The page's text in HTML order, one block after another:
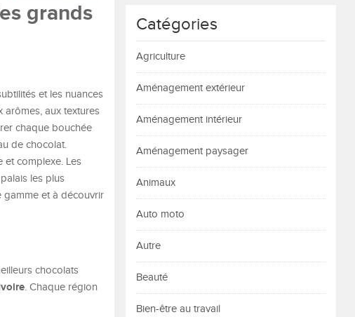
grands
et les nuances
arômes, aux textures
chaque bouchée
de chocolat.
et complexe. Les
les plus
gamme et à découvrir
chocolats
. Chaque région
Catégories
Agriculture
Aménagement extérieur
Aménagement intérieur
Aménagement paysager
Animaux
Auto moto
Autre
Beauté
Bien-être au travail